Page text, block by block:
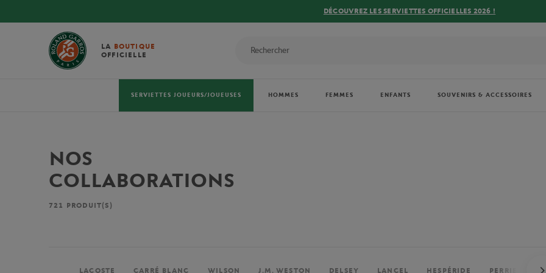
DÉCOUVREZ LES SERVIETTES OFFICIELLES 2026 !
LA BOUTIQUE
OFFICIELLE
SERVIETTES JOUEURS/JOUEUSES HOMMES FEMMES ENFANTS SOUVENIRS & ACCESSOIRES
NOS
COLLABORATIONS
721 PRODUIT(S)
LACOSTE CARRÉ BLANC WILSON J.M. WESTON DELSEY LANCEL HESPÉRIDE PERRIER